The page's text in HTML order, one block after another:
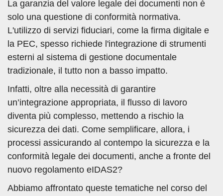
La garanzia del valore legale dei documenti non è
solo una questione di conformità normativa.
L'utilizzo di servizi fiduciari, come la firma digitale e
la PEC, spesso richiede l'integrazione di strumenti
esterni al sistema di gestione documentale
tradizionale, il tutto non a basso impatto.
Infatti, oltre alla necessità di garantire
un’integrazione appropriata, il flusso di lavoro
diventa più complesso, mettendo a rischio la
sicurezza dei dati. Come semplificare, allora, i
processi assicurando al contempo la sicurezza e la
conformità legale dei documenti, anche a fronte del
nuovo regolamento eIDAS2?
Abbiamo affrontato queste tematiche nel corso del